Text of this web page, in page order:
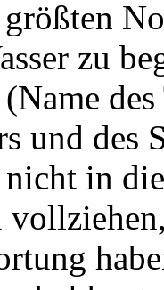
zu
und des
in